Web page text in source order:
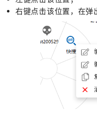
右键点击该位置，在弹